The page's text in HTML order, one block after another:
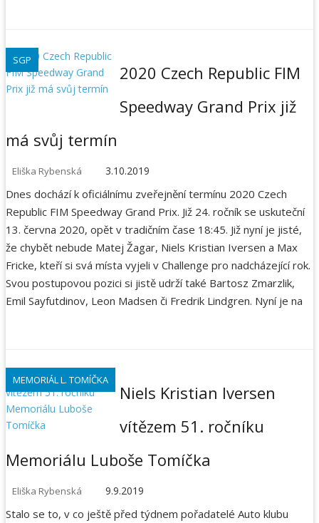
SGP
2020 Czech Republic FIM
Speedway Grand Prix již
má svůj termín
Eliška Rybenská 3.10.2019
Dnes dochází k oficiálnímu zveřejnění termínu 2020 Czech
Republic FIM Speedway Grand Prix. Již 24. ročník se uskuteční
13. června 2020, opět v tradičním čase 18:45. Již nyní je jisté,
že chybět nebude Matej Žagar, Niels Kristian Iversen a Max
Fricke, kteří si svá místa vyjeli v Challenge pro nadcházející rok.
Svou postupovou pozici si jistě udrží také Bartosz Zmarzlik,
Emil Sayfutdinov, Leon Madsen či Fredrik Lindgren. Nyní je na
MEMORIÁL L. TOMÍČKA
Niels Kristian Iversen
vítězem 51. ročníku
Memoriálu Luboše Tomíčka
Eliška Rybenská 9.9.2019
Stalo se to, v co ještě před týdnem pořadatelé Auto klubu